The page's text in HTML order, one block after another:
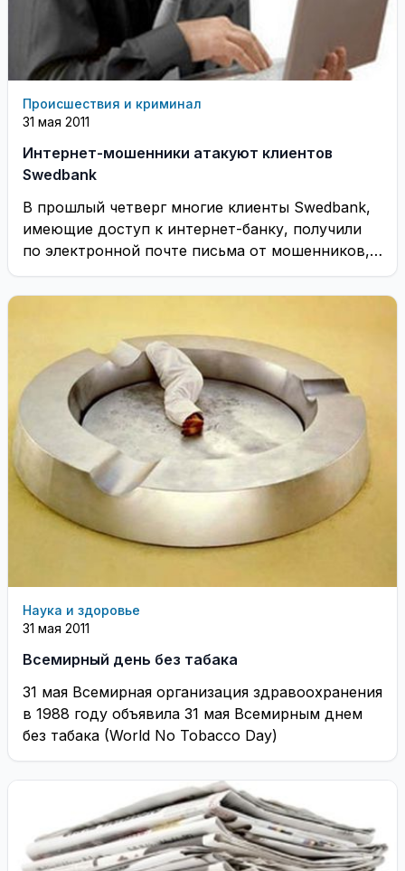
Происшествия и криминал
31 мая 2011
Интернет-мошенники атакуют клиентов
Swedbank
В прошлый четверг многие клиенты Swedbank,
имеющие доступ к интернет-банку, получили
по электронной почте письма от мошенников,
где от имени ...
Наука и здоровье
31 мая 2011
Всемирный день без табака
31 мая Всемирная организация здравоохранения
в 1988 году объявила 31 мая Всемирным днем
без табака (World No Tobacco Day)